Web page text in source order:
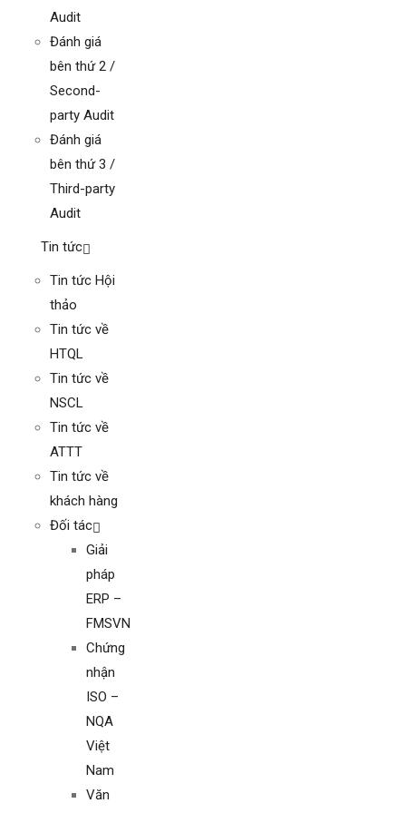
Audit
Đánh giá
bên thứ 2 /
Second-
party Audit
Đánh giá
bên thứ 3 /
Third-party
Audit
Tin tức
Tin tức Hội
thảo
Tin tức về
HTQL
Tin tức về
NSCL
Tin tức về
ATTT
Tin tức về
khách hàng
Đối tác
Giải
pháp
ERP –
FMSVN
Chứng
nhận
ISO –
NQA
Việt
Nam
Văn